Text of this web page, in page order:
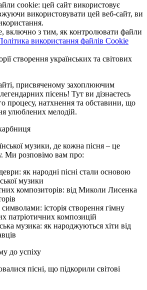
cookie: цей сайт використовує
використовувати цей веб-сайт, ви
включно з тим, як контролювати файли
використання файлів Cookie
створення українських та світових
присвяченому захоплюючим
пісень! Тут ви дізнаєтесь
процесу, натхнення та обставини, що
улюблених мелодій.
музики, де кожна пісня – це
Ми розповімо вам про:
як народні пісні стали основою
музики
композиторів: від Миколи Лисенка
історія створення гімну
патріотичних композицій
музика: як народжуються хіти від
до успіху
пісні, що підкорили світові